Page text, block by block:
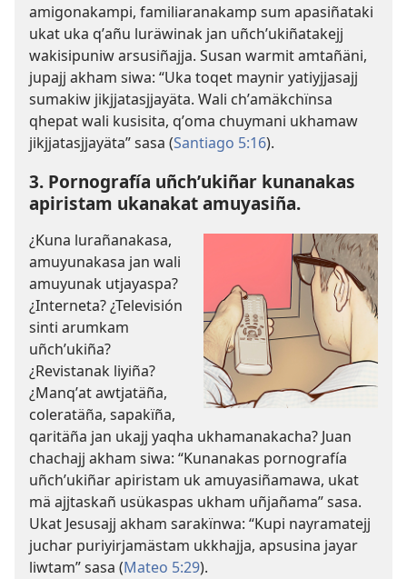
amigonakampi, familiaranakamp sum apasiñataki
ukat uka qʼañu luräwinak jan uñchʼukiñatakejj
wakisipuniw arsusiñajja. Susan warmit amtañäni,
jupajj akham siwa: “Uka toqet maynir yatiyjjasajj
sumakiw jikjjatasjjayäta. Wali chʼamäkchïnsa
qhepat wali kusisita, qʼoma chuymani ukhamaw
jikjjatasjjayäta” sasa (Santiago 5:16).
3. Pornografía uñchʼukiñar kunanakas
apiristam ukanakat amuyasiña.
¿Kuna lurañanakasa,
amuyunakasa jan wali
amuyunak utjayaspa?
¿Interneta? ¿Televisión
sinti arumkam
uñchʼukiña?
¿Revistanak liyiña?
¿Manqʼat awtjatäña,
coleratäña, sapakïña,
qaritäña jan ukajj yaqha ukhamanakacha? Juan
chachajj akham siwa: “Kunanakas pornografía
uñchʼukiñar apiristam uk amuyasiñamawa, ukat
mä ajjtaskañ usükaspas ukham uñjañama” sasa.
Ukat Jesusajj akham sarakïnwa: “Kupi nayramatejj
juchar puriyirjamästam ukkhajja, apsusina jayar
liwtam” sasa (Mateo 5:29).